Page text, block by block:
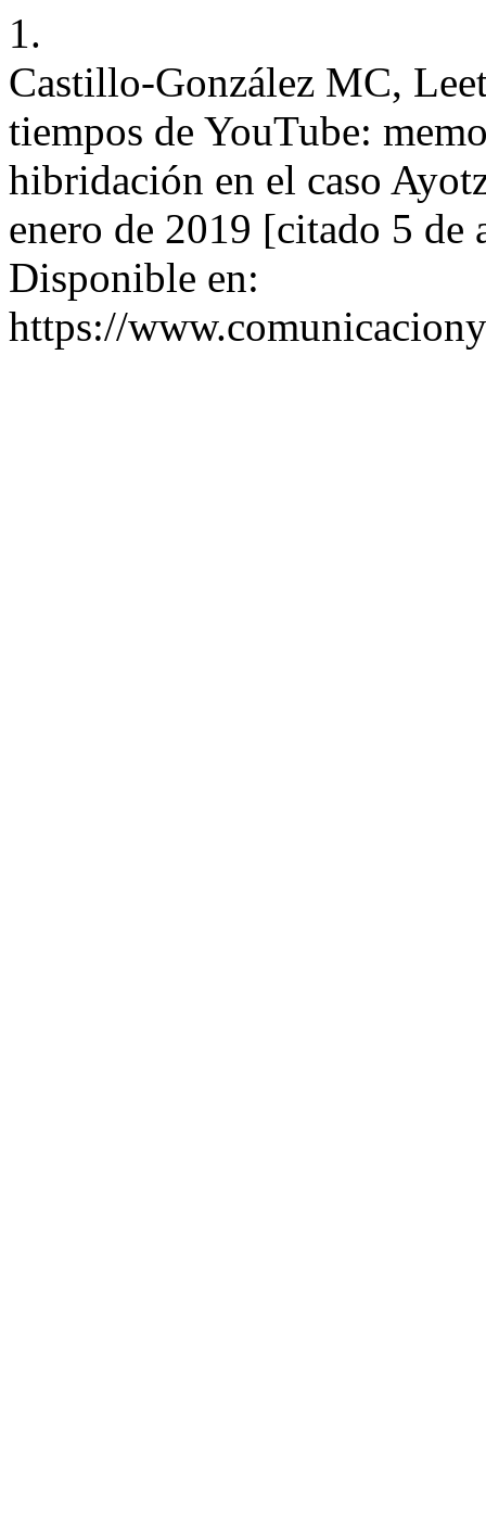
1.
Castillo-González MC,
tiempos de YouTube:
hibridación en el caso
enero de 2019 [citado 5 de
Disponible en:
https://